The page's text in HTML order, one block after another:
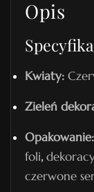
n
.
Opis
Kwiaty:
Zieleń
Opakowanie:
foli,
czerwone